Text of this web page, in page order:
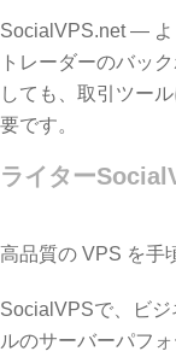
SocialVPS.net — よ
トレーダーのバッ
しても、取引ツー
要です。
ライター
高品質の VPS を手
SocialVPSで、ビ
ルのサーバーパフ